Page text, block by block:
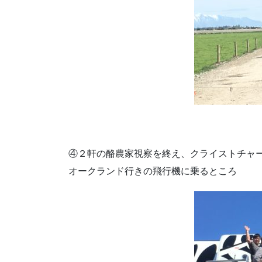
④２軒の酪農家視察を終え、クライストチャ
オークランド行きの飛行機に乗るところ